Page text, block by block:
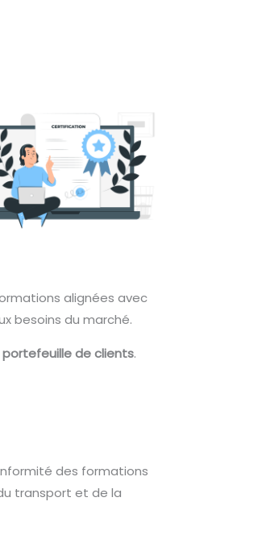
alignées avec
besoins du marché.
de clients.
des formations
transport et de la